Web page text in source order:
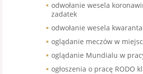
odwołanie wesela
zadatek
odwołanie wesela
oglądanie meczów w
oglądanie Mundialu w
ogłoszenia o pracę RODO